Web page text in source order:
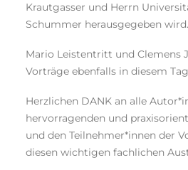
Krautgasser und Herrn
Schummer herausgegeben wird.
Mario Leistentritt und Clemens
Vorträge ebenfalls in diesem
Herzlichen DANK an alle
hervorragenden und
und den Teilnehmer*innen der
diesen wichtigen fachlichen